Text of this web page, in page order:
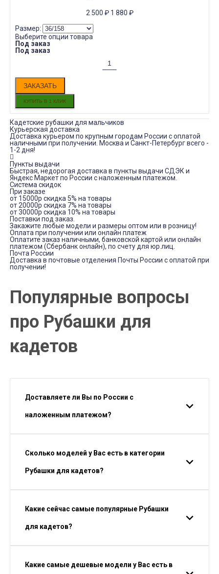
2 500 ₽ 1 880 ₽
Размер:
Выберите опции товара
Под заказ
Под заказ
ЗАКАЗАТЬ
Кадетские рубашки для мальчиков
Курьерская доставка
Доставка курьером по крупным городам России с оплатой
наличными при получении. Москва и Санкт-Петербург всего -
1-2 дня!
Пункты выдачи
Быстрая, недорогая доставка в пункты выдачи СДЭК и
Яндекс Маркет по России с наложенным платежом.
Система скидок
При заказе
от 15000р скидка 5% на товары
от 20000р скидка 7% на товары
от 30000р скидка 10% на товары
Поставки под заказ.
Закажите любые модели и размеры оптом или в розницу!
Оплата при получении или онлайн платеж
Оплатите заказ наличными, банковской картой или онлайн
платежом (Сбербанк онлайн), по счету для юр.лиц.
Почта России
Доставка в почтовые отделения Почты России с оплатой при
получении!
Популярные вопросы
про Рубашки для
кадетов
Доставляете ли Вы по России с
наложенным платежом?
Сколько моделей у Вас есть в категории
Рубашки для кадетов?
Какие сейчас самые популярные Рубашки
для кадетов?
Какие самые дешевые модели у Вас есть в